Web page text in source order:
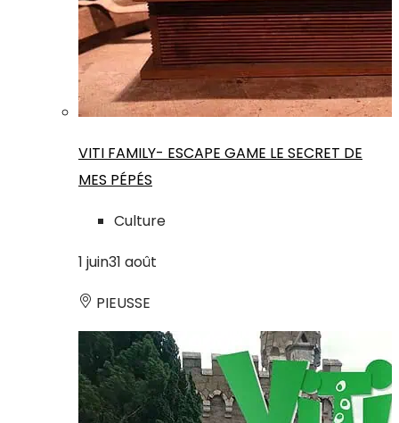
VITI FAMILY- ESCAPE GAME LE SECRET DE
MES PÉPÉS
Culture
1 juin31 août
PIEUSSE